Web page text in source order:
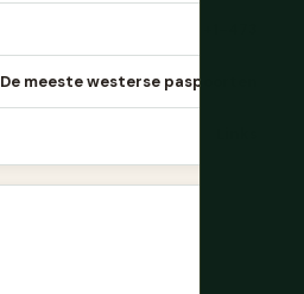
De meeste westerse paspoorten